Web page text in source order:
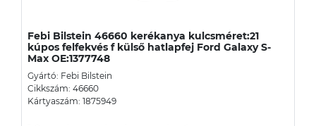
Febi Bilstein 46660 kerékanya kulcsméret:21
kúpos felfekvés f külső hatlapfej Ford Galaxy S-
Max OE:1377748
Gyártó: Febi Bilstein
Cikkszám: 46660
Kártyaszám: 1875949